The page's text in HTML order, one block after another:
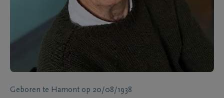
Geboren te Hamont op 20/08/1938